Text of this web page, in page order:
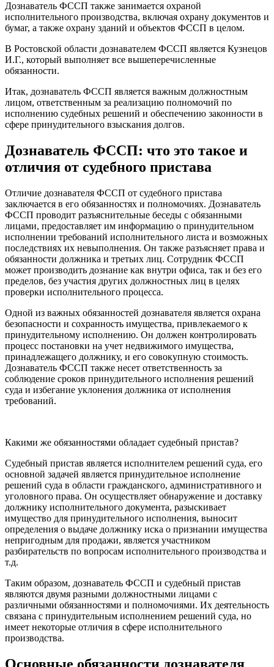
Дознаватель ФССП также занимается охраной
исполнительного производства, включая охрану документов и
бумаг, а также охрану зданий и объектов ФССП в целом.
В Ростовской области дознавателем ФССП является Кузнецов
И.Г., который выполняет все вышеперечисленные
обязанности.
Итак, дознаватель ФССП является важным должностным
лицом, ответственным за реализацию полномочий по
исполнению судебных решений и обеспечению законности в
сфере принудительного взыскания долгов.
Дознаватель ФССП: что это такое и
отличия от судебного пристава
Отличие дознавателя ФССП от судебного пристава
заключается в его обязанностях и полномочиях. Дознаватель
ФССП проводит разъяснительные беседы с обязанными
лицами, предоставляет им информацию о принудительном
исполнении требований исполнительного листа и возможных
последствиях их невыполнения. Он также разъясняет права и
обязанности должника и третьих лиц. Сотрудник ФССП
может производить дознание как внутри офиса, так и без его
пределов, без участия других должностных лиц в целях
проверки исполнительного процесса.
Одной из важных обязанностей дознавателя является охрана
безопасности и сохранность имущества, привлекаемого к
принудительному исполнению. Он должен контролировать
процесс постановки на учет недвижимого имущества,
принадлежащего должнику, и его совокупную стоимость.
Дознаватель ФССП также несет ответственность за
соблюдение сроков принудительного исполнения решений
суда и избегание уклонения должника от исполнения
требований.
Какими же обязанностями обладает судебный пристав?
Судебный пристав является исполнителем решений суда, его
основной задачей является принудительное исполнение
решений суда в области гражданского, административного и
уголовного права. Он осуществляет обнаружение и доставку
должнику исполнительного документа, разыскивает
имущество для принудительного исполнения, выносит
определения о выдаче должнику иска о признании имущества
непригодным для продажи, является участником
разбирательств по вопросам исполнительного производства и
т.д.
Таким образом, дознаватель ФССП и судебный пристав
являются двумя разными должностными лицами с
различными обязанностями и полномочиями. Их деятельность
связана с принудительным исполнением решений суда, но
имеет некоторые отличия в сфере исполнительного
производства.